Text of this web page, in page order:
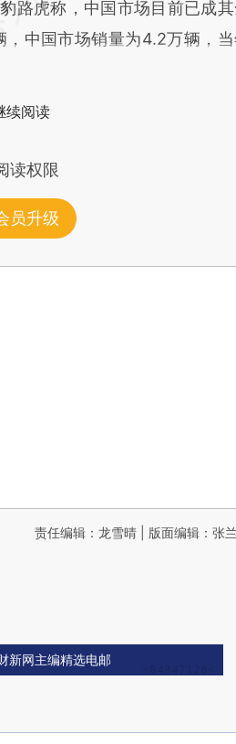
虎称，中国市场目前已成其
中国市场销量为4.2万辆，
续阅读
读权限
员升级
责任编辑：龙雪晴 | 版面编辑：张
新网主编精选电邮